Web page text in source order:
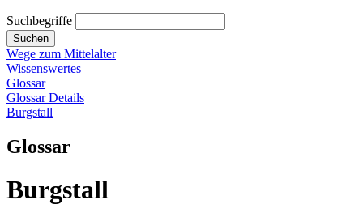
Suchbegriffe
Suchen
Wege zum Mittelalter
Wissenswertes
Glossar
Glossar Details
Burgstall
Glossar
Burgstall